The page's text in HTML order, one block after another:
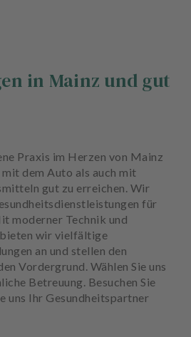
in Mainz und gut
Praxis im Herzen von Mainz
dem Auto als auch mit
gut zu erreichen. Wir
für
moderner Technik und
wir vielfältige
an und stellen den
Vordergrund. Wählen Sie uns
Betreuung. Besuchen Sie
uns Ihr Gesundheitspartner